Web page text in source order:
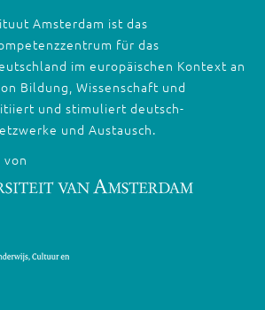
Amsterdam ist das
für das
im europäischen Kontext an
Bildung, Wissenschaft und
und stimuliert deutsch-
und Austausch.